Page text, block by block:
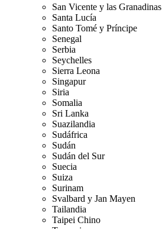
San Vicente y las Granadinas
Santa Lucía
Santo Tomé y Príncipe
Senegal
Serbia
Seychelles
Sierra Leona
Singapur
Siria
Somalia
Sri Lanka
Suazilandia
Sudáfrica
Sudán
Sudán del Sur
Suecia
Suiza
Surinam
Svalbard y Jan Mayen
Tailandia
Taipei Chino